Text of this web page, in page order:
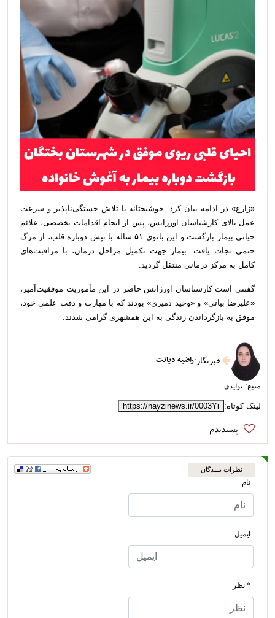
«زارع» در ادامه بیان کرد: خوشبختانه با تلاش خستگی‌ناپذیر و سرعت
عمل بالای کارشناسان اورژانس، پس از انجام اقدامات تخصصی، علائم
حیاتی بیمار بازگشت و این بانوی ۵۱ ساله با تپش دوباره قلب، از مرگ
حتمی نجات یافت. بیمار جهت تکمیل مراحل درمان، با مراقبت‌های
کامل به مرکز درمانی منتقل گردید.
گفتنی است کارشناسان اورژانس حاضر در این مأموریت موفقیت‌آمیز،
«علیرضا بیاتی» و «وحید دمیری» بودند که با مهارت و دقت علمی خود،
موفق به بازگرداندن زندگی به این همشهری گرامی شدند.
خبرنگار :راضیه دیانت
منبع: تولیدی
لینک کوتاه: https://nayzinews.ir/0003Yi
نظرات بینندگان
نام
ایمیل
* نظر